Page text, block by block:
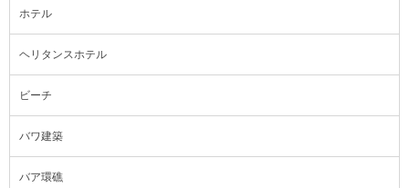
ホテル
ヘリタンスホテル
ビーチ
バワ建築
バア環礁